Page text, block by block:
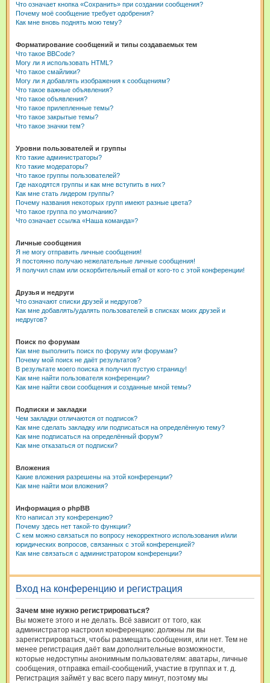
Что означает кнопка «Сохранить» при создании сообщения?
Почему моё сообщение требует одобрения?
Как мне вновь поднять мою тему?
Форматирование сообщений и типы создаваемых тем
Что такое BBCode?
Могу ли я использовать HTML?
Что такое смайлики?
Могу ли я добавлять изображения к сообщениям?
Что такое важные объявления?
Что такое объявления?
Что такое прилепленные темы?
Что такое закрытые темы?
Что такое значки тем?
Уровни пользователей и группы
Кто такие администраторы?
Кто такие модераторы?
Что такое группы пользователей?
Где находятся группы и как мне вступить в них?
Как мне стать лидером группы?
Почему названия некоторых групп имеют разные цвета?
Что такое группа по умолчанию?
Что означает ссылка «Наша команда»?
Личные сообщения
Я не могу отправить личные сообщения!
Я постоянно получаю нежелательные личные сообщения!
Я получил спам или оскорбительный email от кого-то с этой конференции!
Друзья и недруги
Что означают списки друзей и недругов?
Как мне добавлять/удалять пользователей в списках моих друзей и
недругов?
Поиск по форумам
Как мне выполнить поиск по форуму или форумам?
Почему мой поиск не даёт результатов?
В результате моего поиска я получил пустую страницу!
Как мне найти пользователя конференции?
Как мне найти свои сообщения и созданные мной темы?
Подписки и закладки
Чем закладки отличаются от подписок?
Как мне сделать закладку или подписаться на определённую тему?
Как мне подписаться на определённый форум?
Как мне отказаться от подписки?
Вложения
Какие вложения разрешены на этой конференции?
Как мне найти мои вложения?
Информация о phpBB
Кто написал эту конференцию?
Почему здесь нет такой-то функции?
С кем можно связаться по вопросу некорректного использования и/или
юридических вопросов, связанных с этой конференцией?
Как мне связаться с администратором конференции?
Вход на конференцию и регистрация
Зачем мне нужно регистрироваться?
Вы можете этого и не делать. Всё зависит от того, как
администратор настроил конференцию: должны ли вы
зарегистрироваться, чтобы размещать сообщения, или нет. Тем не
менее регистрация даёт вам дополнительные возможности,
которые недоступны анонимным пользователям: аватары, личные
сообщения, отправка email-сообщений, участие в группах и т. д.
Регистрация займёт у вас всего пару минут, поэтому мы